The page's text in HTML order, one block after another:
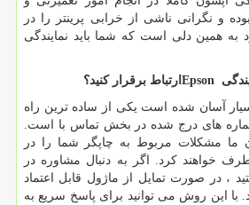
و نگرانی ناشی از خرابی پرینتر را در
به همین دلی است که شما باید نمایندگی
Epson ارتباط برقرار کنید؟
آسان شده است یکی از ساده ترین راه
های درج شده در بخش تماس با است.
ما مشکلات مربوط به چاپگر شما را در
خواهند کرد. اگر به دنبال مشاوره در
، در صورت تمایل از ماژول قابل اعتماد
با این روش می توانید برای پاسخ سریع به